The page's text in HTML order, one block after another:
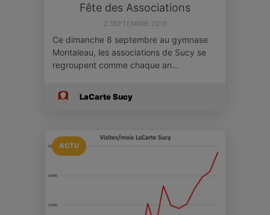
Fête des Associations
2 SEPTEMBRE 2019
Ce dimanche 8 septembre au gymnase
Montaleau, les associations de Sucy se
regroupent comme chaque an…
LaCarte Sucy
ACTU